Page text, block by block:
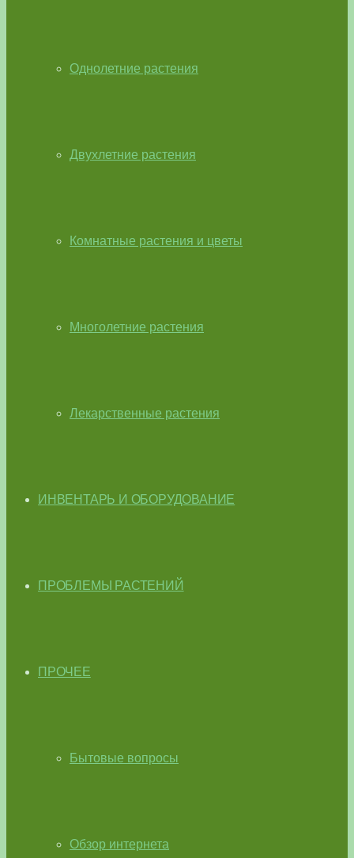
Однолетние растения
Двухлетние растения
Комнатные растения и цветы
Многолетние растения
Лекарственные растения
ИНВЕНТАРЬ И ОБОРУДОВАНИЕ
ПРОБЛЕМЫ РАСТЕНИЙ
ПРОЧЕЕ
Бытовые вопросы
Обзор интернета